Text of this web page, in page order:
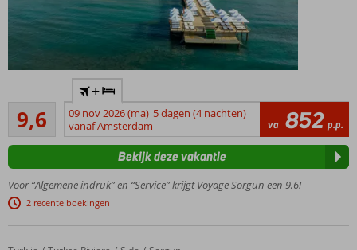
Vakantieparadijs
met aandacht
voor de natuur
Prachtig
privé
Vele
faciliteiten
en oud
9,6Uitmuntend
84
beoordelingen
+
09 nov 2026 (ma) 5 dagen (4 nachten)
vanaf Amsterdam
va 852 p.p.
Voor “Algemene indruk” en “Service” krijgt Voyage Sorgun een 9,6!
2 recente boekingen
Bekijk deze vakantie